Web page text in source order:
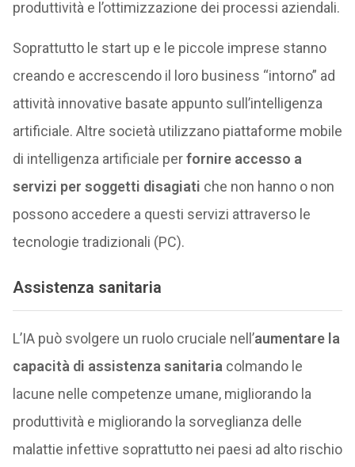
produttività e l’ottimizzazione dei processi aziendali.
Soprattutto le start up e le piccole imprese stanno
creando e accrescendo il loro business “intorno” ad
attività innovative basate appunto sull’intelligenza
artificiale. Altre società utilizzano piattaforme mobile
di intelligenza artificiale perfornire accesso a
servizi per soggetti disagiati che non hanno o non
possono accedere a questi servizi attraverso le
tecnologie tradizionali (PC).
Assistenza sanitaria
L’IA può svolgere un ruolo cruciale nell’aumentare la
capacità di assistenza sanitaria colmando le
lacune nelle competenze umane, migliorando la
produttività e migliorando la sorveglianza delle
malattie infettive soprattutto nei paesi ad alto rischio